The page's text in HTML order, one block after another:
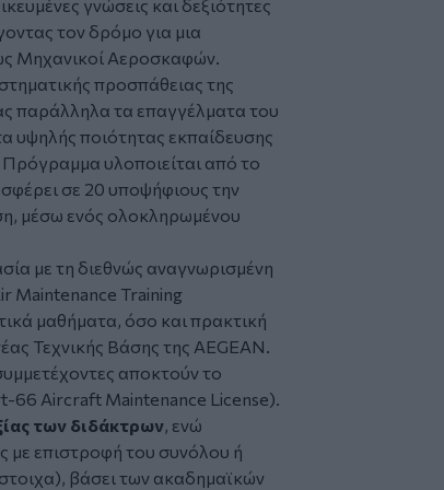
γνώσεις και δεξιότητες
τον δρόμο για μια
Μηχανικοί Αεροσκαφών.
προσπάθειας της
παράλληλα τα επαγγέλματα του
ποιότητας εκπαίδευσης
Πρόγραμμα υλοποιείται από το
σε 20 υποψήφιους την
μέσω ενός ολοκληρωμένου
με τη διεθνώς αναγνωρισμένη
Maintenance Training
μαθήματα, όσο και πρακτική
Τεχνικής Βάσης της AEGEAN.
αποκτούν το
66 Aircraft Maintenance License).
των διδάκτρων, ενώ
με επιστροφή του συνόλου ή
βάσει των ακαδημαϊκών